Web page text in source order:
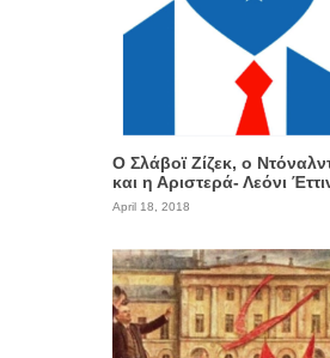
Ο Σλάβοϊ Ζίζεκ, ο
και η Αριστερά- Λεόνι
April 18, 2018